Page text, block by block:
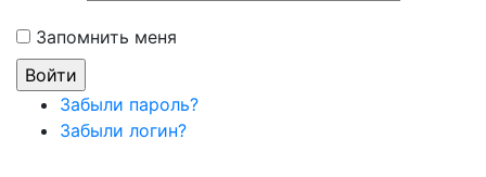
Запомнить меня
Забыли пароль?
Забыли логин?